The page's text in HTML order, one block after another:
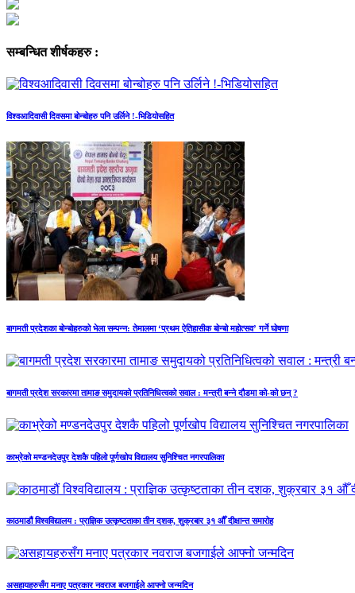
सम्बन्धित शीर्षकहरु :
विश्वआदिवासी दिवसमा बोन्बोहरु पनि उर्लिने !-भिडियोसहित
बागमती प्रदेशका बोन्बोहरुको भेला सम्पन्न: तेमालमा ‘प्रथम ऐतिहासीक बोन्बो महोत्सव’ गर्ने घोषणा
बागमती प्रदेश सरकारमा तामाङ समुदायको प्रतिनिधित्वको सवाल : मन्त्री बन्ने दौडमा को‐को छन् ?
काभ्रेको मण्डनदेउपुर देशकै पहिलो पूर्णखोप विद्यालय सुनिश्चित नगरपालिका
काठमाडौं विश्वविद्यालय : प्राज्ञिक उत्कृष्टताका तीन दशक, शुक्रबार ३१ औँ दीक्षान्त समारोह
असहायहरुसँग मनाए पत्रकार नवराज बजगाईले आफ्नो जन्मदिन